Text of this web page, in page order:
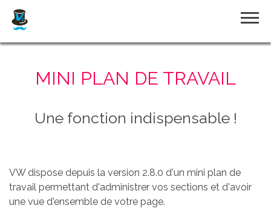
MINI PLAN DE TRAVAIL
Une fonction indispensable !
VW dispose depuis la version 2.8.0 d'un mini plan de
travail permettant d'administrer vos sections et d'avoir
une vue d'ensemble de votre page.